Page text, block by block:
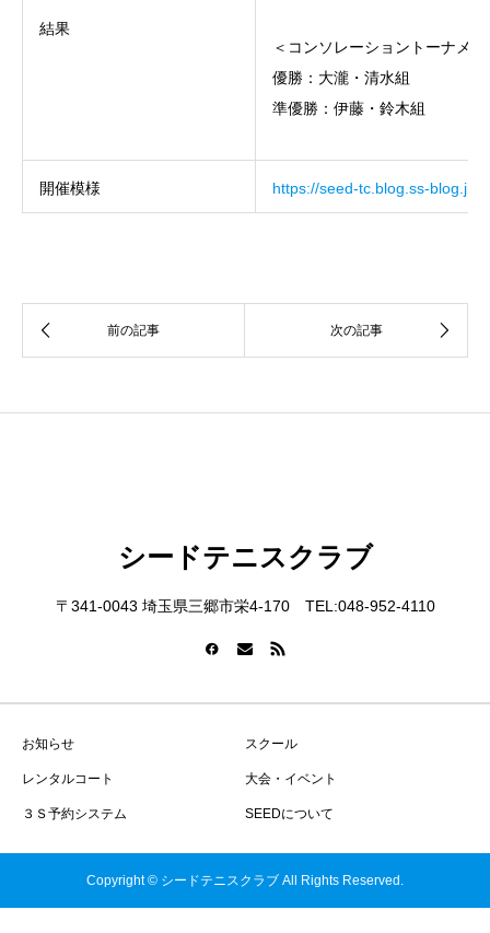
結果
＜コンソレーショントーナメ
優勝：大瀧・清水組
準優勝：伊藤・鈴木組
開催模様 https://seed-tc.blog.ss-blog.jp/
シードテニスクラブ
〒341-0043 埼玉県三郷市栄4-170 TEL:048-952-4110
お知らせ スクール
レンタルコート 大会・イベント
３Ｓ予約システム SEEDについて
Copyright © シードテニスクラブ All Rights Reserved.